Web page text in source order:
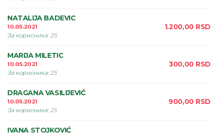
NATALIJA BADEVIC
10.05.2021
За корисника:25
1.200,00 RSD
MARIJA MILETIC
10.05.2021
За корисника:25
300,00 RSD
DRAGANA VASILIJEVIĆ
10.05.2021
За корисника:25
900,00 RSD
IVANA STOJKOVIĆ